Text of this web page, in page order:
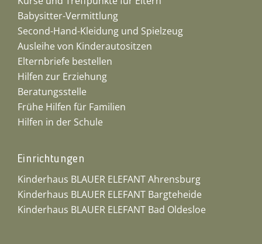
Babysitter-Vermittlung
Second-Hand-Kleidung und Spielzeug
Ausleihe von Kinderautositzen
Elternbriefe bestellen
Hilfen zur Erziehung
Beratungsstelle
Frühe Hilfen für Familien
Hilfen in der Schule
Einrichtungen
Kinderhaus BLAUER ELEFANT Ahrensburg
Kinderhaus BLAUER ELEFANT Bargteheide
Kinderhaus BLAUER ELEFANT Bad Oldesloe